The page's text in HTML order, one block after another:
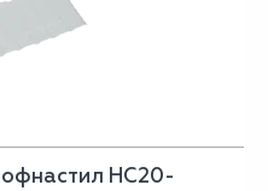
НС20-